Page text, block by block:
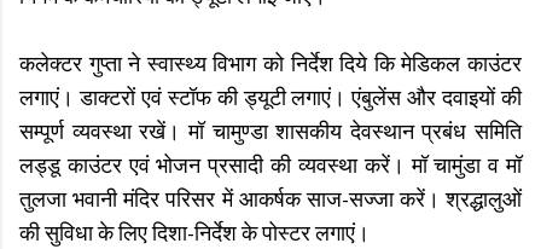
कलेक्टर गुप्ता ने स्‍वास्‍थ्‍य विभाग को निर्देश दिये कि मेडिकल काउंटर
लगाएं। डाक्‍टरों एवं स्‍टॉफ की ड्यूटी लगाएं। एंबुलेंस और दवाइयों की
सम्‍पूर्ण व्‍यवस्‍था रखें। मॉ चामुण्‍डा शासकीय देवस्‍थान प्रबंध समिति
लड्डू काउंटर एवं भोजन प्रसादी की व्यवस्था करें। मॉ चामुंडा व मॉ
तुलजा भवानी मंदिर परिसर में आकर्षक साज-सज्‍जा करें। श्रद्धालुओं
की सुविधा के लिए दिशा-निर्देश के पोस्‍टर लगाएं।